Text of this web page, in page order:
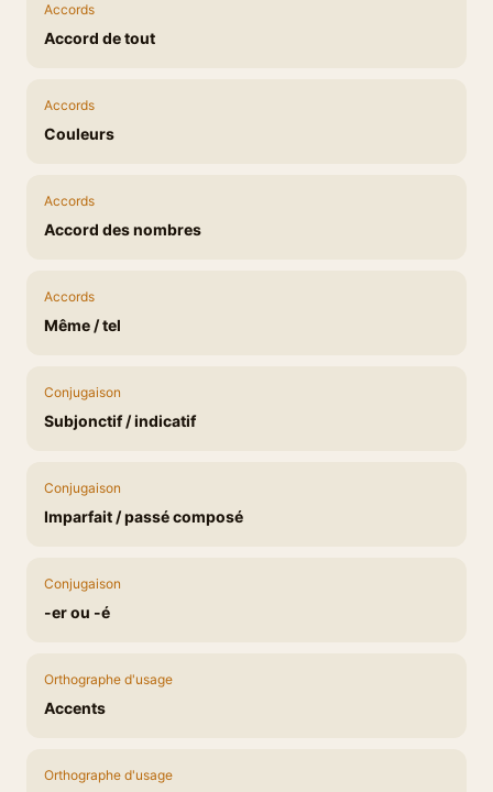
Accords
Accord de tout
Accords
Couleurs
Accords
Accord des nombres
Accords
Même / tel
Conjugaison
Subjonctif / indicatif
Conjugaison
Imparfait / passé composé
Conjugaison
-er ou -é
Orthographe d'usage
Accents
Orthographe d'usage